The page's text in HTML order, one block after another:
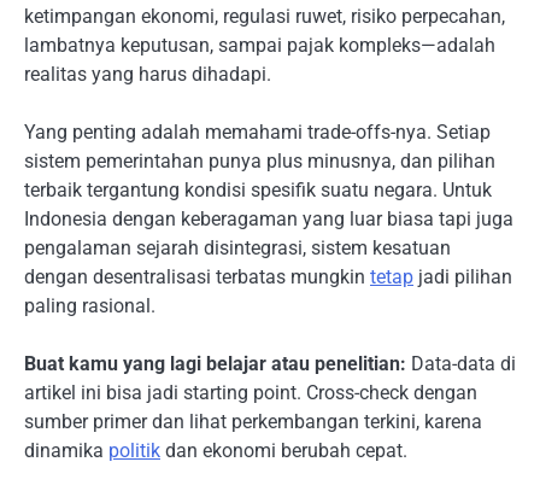
ketimpangan ekonomi, regulasi ruwet, risiko perpecahan,
lambatnya keputusan, sampai pajak kompleks—adalah
realitas yang harus dihadapi.
Yang penting adalah memahami trade-offs-nya. Setiap
sistem pemerintahan punya plus minusnya, dan pilihan
terbaik tergantung kondisi spesifik suatu negara. Untuk
Indonesia dengan keberagaman yang luar biasa tapi juga
pengalaman sejarah disintegrasi, sistem kesatuan
dengan desentralisasi terbatas mungkin tetap jadi pilihan
paling rasional.
Buat kamu yang lagi belajar atau penelitian: Data-data di
artikel ini bisa jadi starting point. Cross-check dengan
sumber primer dan lihat perkembangan terkini, karena
dinamika politik dan ekonomi berubah cepat.